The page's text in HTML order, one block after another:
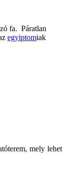
fa. Páratlan
egyiptomiak
mely lehet